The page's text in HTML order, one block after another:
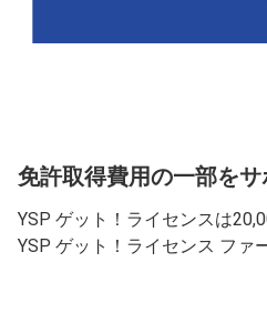
免許取得費用の一部をサ
YSP ゲット！ライセンスは
YSP ゲット！ライセンス ファ